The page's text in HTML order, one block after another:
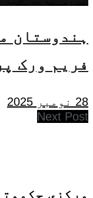
ہندوستان
فریم ورک
28 نومبر 2025
Next Post
مرکزی